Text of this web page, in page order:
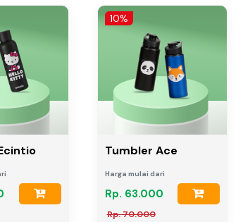
10%
Tumbler Ace
Harga mulai dari
Rp. 63.000
Rp. 70.000